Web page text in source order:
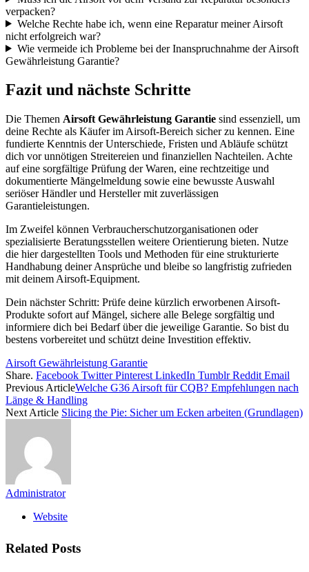
verpacken?
Welche Rechte habe ich, wenn eine Reparatur meiner Airsoft
nicht erfolgreich war?
Wie vermeide ich Probleme bei der Inanspruchnahme der Airsoft
Gewährleistung Garantie?
Fazit und nächste Schritte
Die Themen Airsoft Gewährleistung Garantie sind essenziell, um
deine Rechte als Käufer im Airsoft-Bereich sicher zu kennen. Eine
fundierte Kenntnis der Unterschiede, Fristen und Abläufe schützt
dich vor unnötigen Streitereien und finanziellen Nachteilen. Achte
auf eine sorgfältige Prüfung der Waren, eine rechtzeitige und
dokumentierte Mängelmeldung sowie eine bewusste Auswahl
seriöser Händler und Hersteller mit zuverlässigen
Garantieleistungen.
Im Zweifel können Verbraucherschutzorganisationen oder
spezialisierte Beratungsstellen weitere Orientierung bieten. Nutze
die hier dargestellten Tools und Methoden für eine strukturierte
Handhabung deiner Ansprüche und bleibe so langfristig zufrieden
mit deinem Airsoft-Equipment.
Dein nächster Schritt: Prüfe deine kürzlich erworbenen Airsoft-
Produkte sofort auf Mängel, sichere alle Belege sorgfältig und
informiere dich bei Bedarf über die jeweilige Garantie. So bist du
bestens vorbereitet und schützt deine Investition effektiv.
Airsoft Gewährleistung Garantie
Share. Facebook Twitter Pinterest LinkedIn Tumblr Reddit Email
Previous ArticleWelche G36 Airsoft für CQB? Empfehlungen nach
Länge & Handling
Next Article Slicing the Pie: Sicher um Ecken arbeiten (Grundlagen)
Administrator
Website
Related Posts